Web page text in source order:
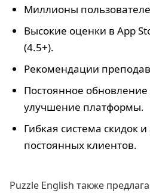
Миллионы
Высокие оценки в App
(4.5+).
Рекомендации
Постоянное обновление
улучшение платформы.
Гибкая система скидок
постоянных клиентов.
Puzzle English также